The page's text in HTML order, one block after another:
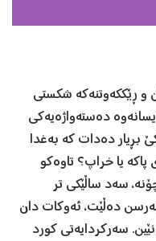
و ڕێککەوتنەکە شکستی
دەستەواژەیەکی
بڕيار دەدات کە بەغدا
پاکە یا خراپ؟ تاوەکو
سەد ساڵێکی تر
دەڵێت، ئەوکات دان
سەرکردایەتی کورد